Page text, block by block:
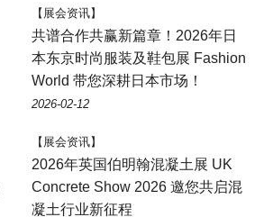
【展会资讯】
共谱合作共赢新篇章！2026年日
本东京时尚服装及鞋包展 Fashion
World 带您深耕日本市场！
2026-02-12
【展会资讯】
2026年英国伯明翰混凝土展 UK
Concrete Show 2026 邀您共启混
凝土行业新征程